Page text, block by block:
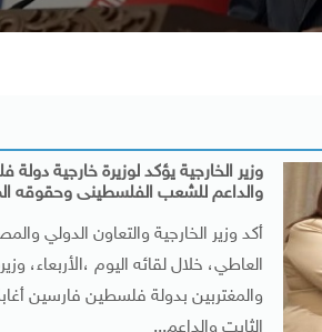
وزير الخارجية يؤكد لوزيرة خارجية
والداعم للشعب الفلسطينى وحقوقه
أكد وزير الخارجية والتعاون الدولي
العاطي، خلال لقائه اليوم ،الأربعاء،
والمغتربين بدولة فلسطين فارسين
الثابت والداعم...